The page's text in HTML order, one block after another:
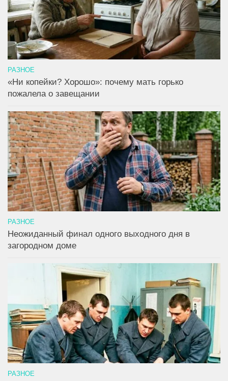
РАЗНОЕ
«Ни копейки? Хорошо»: почему мать горько
пожалела о завещании
РАЗНОЕ
Неожиданный финал одного выходного дня в
загородном доме
РАЗНОЕ